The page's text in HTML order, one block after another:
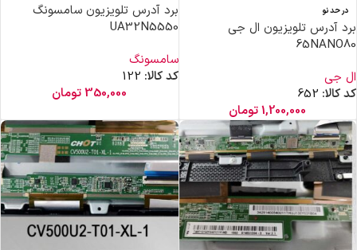
در حد نو
برد آدرس تلویزیون ال جی
65NANO80
ال جی
کد کالا: 652
1,200,000تومان
برد آدرس تلویزیون سامسونگ
UA32N5550
سامسونگ
کد کالا: 122
350,000تومان